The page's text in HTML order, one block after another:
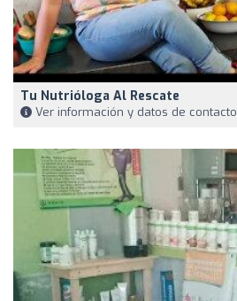
Tu Nutrióloga Al Rescate
Ver información y datos de contacto